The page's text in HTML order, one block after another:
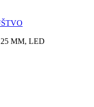
MM, LED